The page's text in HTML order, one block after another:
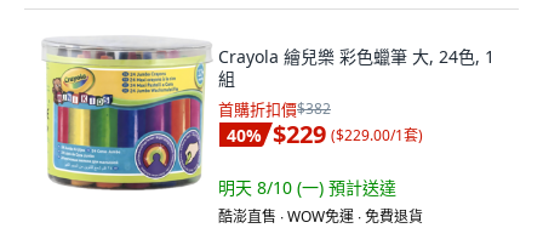
Crayola 繪兒樂 彩色蠟筆 大, 24色, 1
組
首購折扣價$382
40% $229 ($229.00/1套)
明天 8/10 (一) 預計送達
酷澎直售 ∙ WOW免運 ∙ 免費退貨